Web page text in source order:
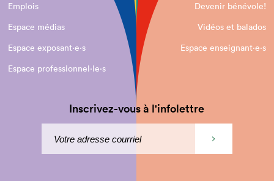
Emplois
Devenir bénévole!
Espace médias
Vidéos et balados
Espace exposant·e⋅s
Espace enseignant·e⋅s
Espace professionnel·le⋅s
Inscrivez-vous à l'infolettre